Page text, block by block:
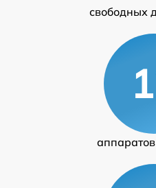
свободных